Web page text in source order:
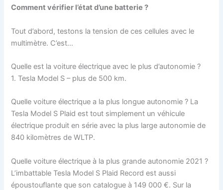
Comment vérifier l’état d’une batterie ?
Tout d’abord, testons la tension de ces cellules avec le
multimètre. C’est…
Quelle est la voiture électrique avec le plus d’autonomie ?
1. Tesla Model S – plus de 500 km.
Quelle voiture électrique a la plus longue autonomie ? La
Tesla Model S Plaid est tout simplement un véhicule
électrique produit en série avec la plus large autonomie de
840 kilomètres de WLTP.
Quelle voiture électrique à la plus grande autonomie 2021 ?
L’imbattable Tesla Model S Plaid Record est aussi
époustouflante que son catalogue à 149 000 €. Sur la